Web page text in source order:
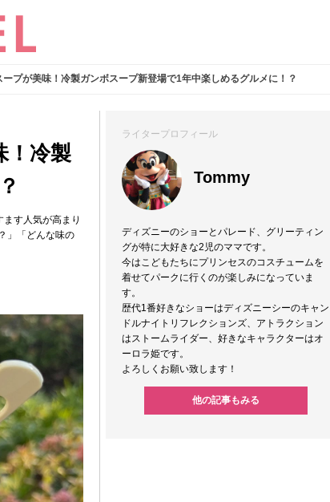
ープが美味！冷製ガンボスープ新登場で1年中楽しめるグルメに！？
！冷製
す人気が高まり
」「どんな味の
ライタープロフィール
Tommy
ディズニーのショーとパレード、グリーティン
グが特に大好きな2児のママです。
今はこどもたちにプリンセスのコスチュームを
着せてパークに行くのが楽しみになっていま
す。
歴代1番好きなショーはディズニーシーのキャン
ドルナイトリフレクションズ、アトラクション
はストームライダー、好きなキャラクターはオ
ーロラ姫です。
よろしくお願い致します！
他の記事もみる